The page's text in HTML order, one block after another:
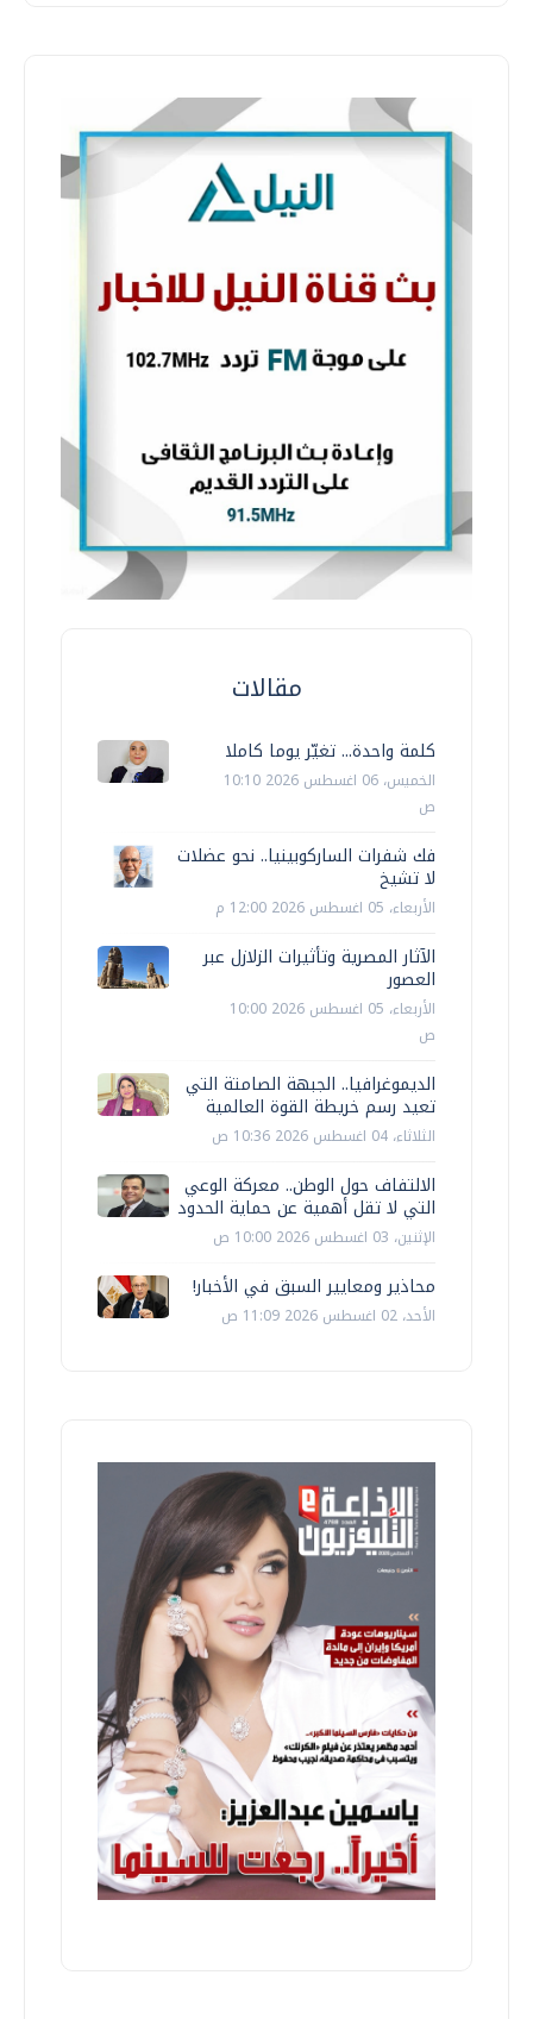
مقالات
كلمة واحدة... تغيّر يوما كاملا
الخميس، 06 اغسطس 2026 10:10
ص
فك شفرات الساركوبينيا.. نحو عضلات
لا تشيخ
الأربعاء، 05 اغسطس 2026 12:00 م
الآثار المصرية وتأثيرات الزلازل عبر
العصور
الأربعاء، 05 اغسطس 2026 10:00
ص
الديموغرافيا.. الجبهة الصامتة التي
تعيد رسم خريطة القوة العالمية
الثلاثاء، 04 اغسطس 2026 10:36 ص
الالتفاف حول الوطن.. معركة الوعي
التي لا تقل أهمية عن حماية الحدود
الإثنين، 03 اغسطس 2026 10:00 ص
محاذير ومعايير السبق في الأخبار!
الأحد، 02 اغسطس 2026 11:09 ص